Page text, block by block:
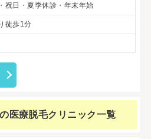
祝日・夏季休診・年末年始
徒歩1分
医療脱毛クリニック一覧